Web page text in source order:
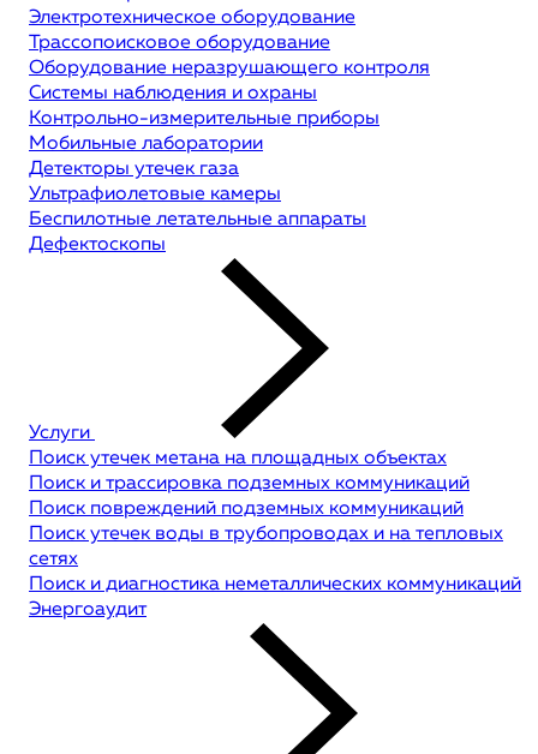
Электротехническое оборудование
Трассопоисковое оборудование
Оборудование неразрушающего контроля
Системы наблюдения и охраны
Контрольно-измерительные приборы
Мобильные лаборатории
Детекторы утечек газа
Ультрафиолетовые камеры
Беспилотные летательные аппараты
Дефектоскопы
Услуги
Поиск утечек метана на площадных объектах
Поиск и трассировка подземных коммуникаций
Поиск повреждений подземных коммуникаций
Поиск утечек воды в трубопроводах и на тепловых
сетях
Поиск и диагностика неметаллических коммуникаций
Энергоаудит